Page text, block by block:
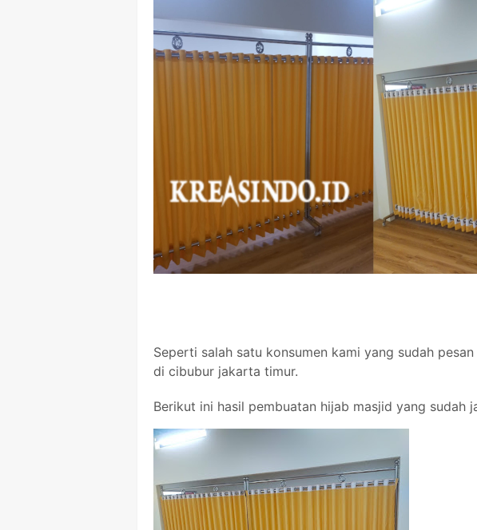
Seperti salah satu konsumen kami yang sudah
di cibubur jakarta timur.
Berikut ini hasil pembuatan hijab masjid yang sudah